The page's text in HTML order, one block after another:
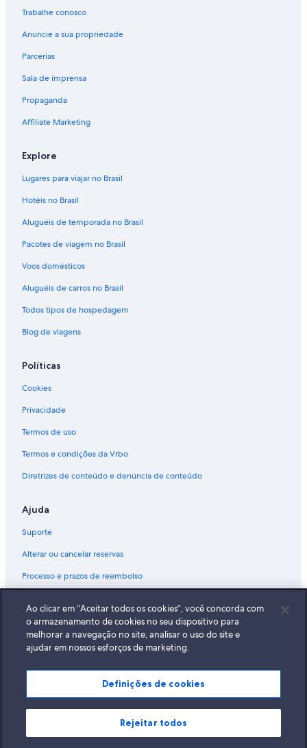
Trabalhe conosco
Anuncie a sua propriedade
Parcerias
Sala de imprensa
Propaganda
Affiliate Marketing
Explore
Lugares para viajar no Brasil
Hotéis no Brasil
Aluguéis de temporada no Brasil
Pacotes de viagem no Brasil
Voos domésticos
Aluguéis de carros no Brasil
Todos tipos de hospedagem
Blog de viagens
Políticas
Cookies
Privacidade
Termos de uso
Termos e condições da Vrbo
Diretrizes de conteúdo e denúncia de conteúdo
Ajuda
Suporte
Alterar ou cancelar reservas
Processo e prazos de reembolso
Documentos para viagens internacionais
A Expedia, Inc. não se responsabiliza pelo conteúdo dos sites externos.
© 2026 Expedia, Inc., uma empresa do Expedia Group. Todos os direitos
reservados Expedia e o logotipo da Expedia são marcas registradas da
Ao clicar em “Aceitar todos os cookies”, você concorda com
o armazenamento de cookies no seu dispositivo para
melhorar a navegação no site, analisar o uso do site e
ajudar em nossos esforços de marketing.
Definições de cookies
Rejeitar todos